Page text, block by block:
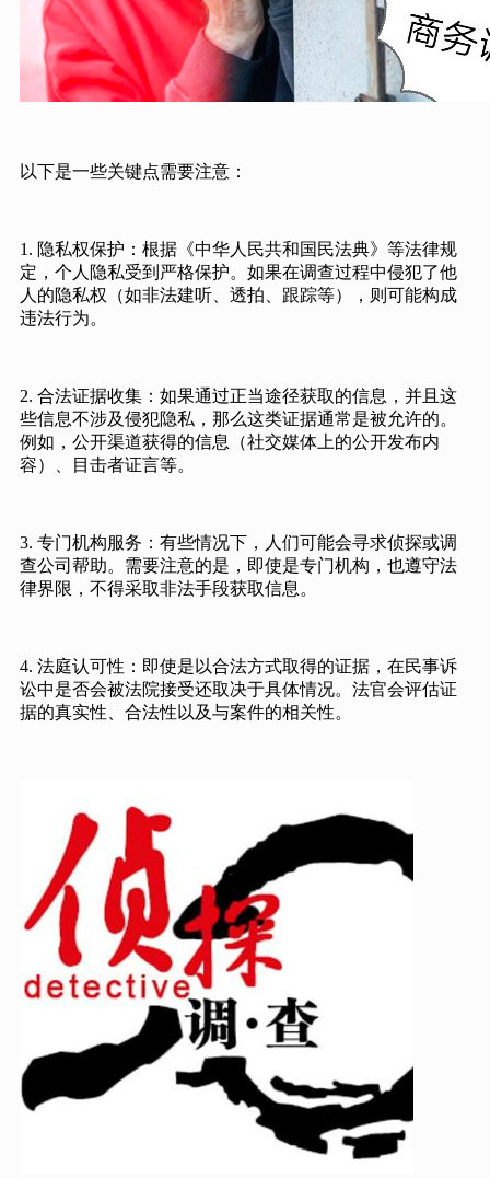
以下是一些关键点需要注意：
1. 隐私权保护：根据《中华人民共和国民法典》等法律规
定，个人隐私受到严格保护。如果在调查过程中侵犯了他
人的隐私权（如非法建听、透拍、跟踪等），则可能构成
违法行为。
2. 合法证据收集：如果通过正当途径获取的信息，并且这
些信息不涉及侵犯隐私，那么这类证据通常是被允许的。
例如，公开渠道获得的信息（社交媒体上的公开发布内
容）、目击者证言等。
3. 专门机构服务：有些情况下，人们可能会寻求侦探或调
查公司帮助。需要注意的是，即使是专门机构，也遵守法
律界限，不得采取非法手段获取信息。
4. 法庭认可性：即使是以合法方式取得的证据，在民事诉
讼中是否会被法院接受还取决于具体情况。法官会评估证
据的真实性、合法性以及与案件的相关性。